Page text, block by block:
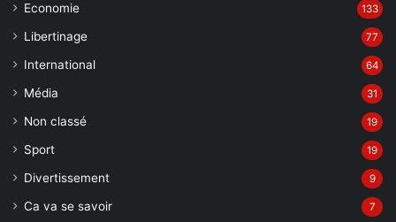
Economie 133
Libertinage 77
International 64
Média 31
Non classé 19
Sport 19
Divertissement 9
Ca va se savoir 7